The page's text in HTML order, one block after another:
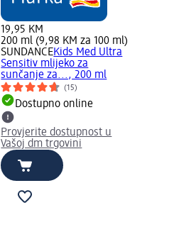
19,95 KM
200 ml (9,98 KM za 100 ml)
SUNDANCEKids Med Ultra
Sensitiv mlijeko za
sunčanje za..., 200 ml
(15)
Dostupno online
Provjerite dostupnost u
Vašoj dm trgovini